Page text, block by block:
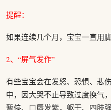
提醒：
如果连续几个月，宝宝一直用
2、“屏气发作”
有些宝宝会在发怒、恐惧、悲
中，因大哭不止导致过度换气
暂停、口唇发紫，躯干、四肢